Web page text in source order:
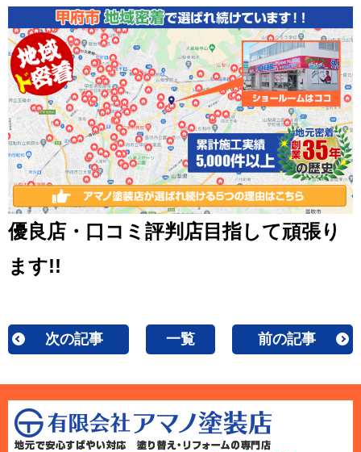
優良店・口コミ評判店目指して頑張り
ます!!
次の記事 一覧 前の記事